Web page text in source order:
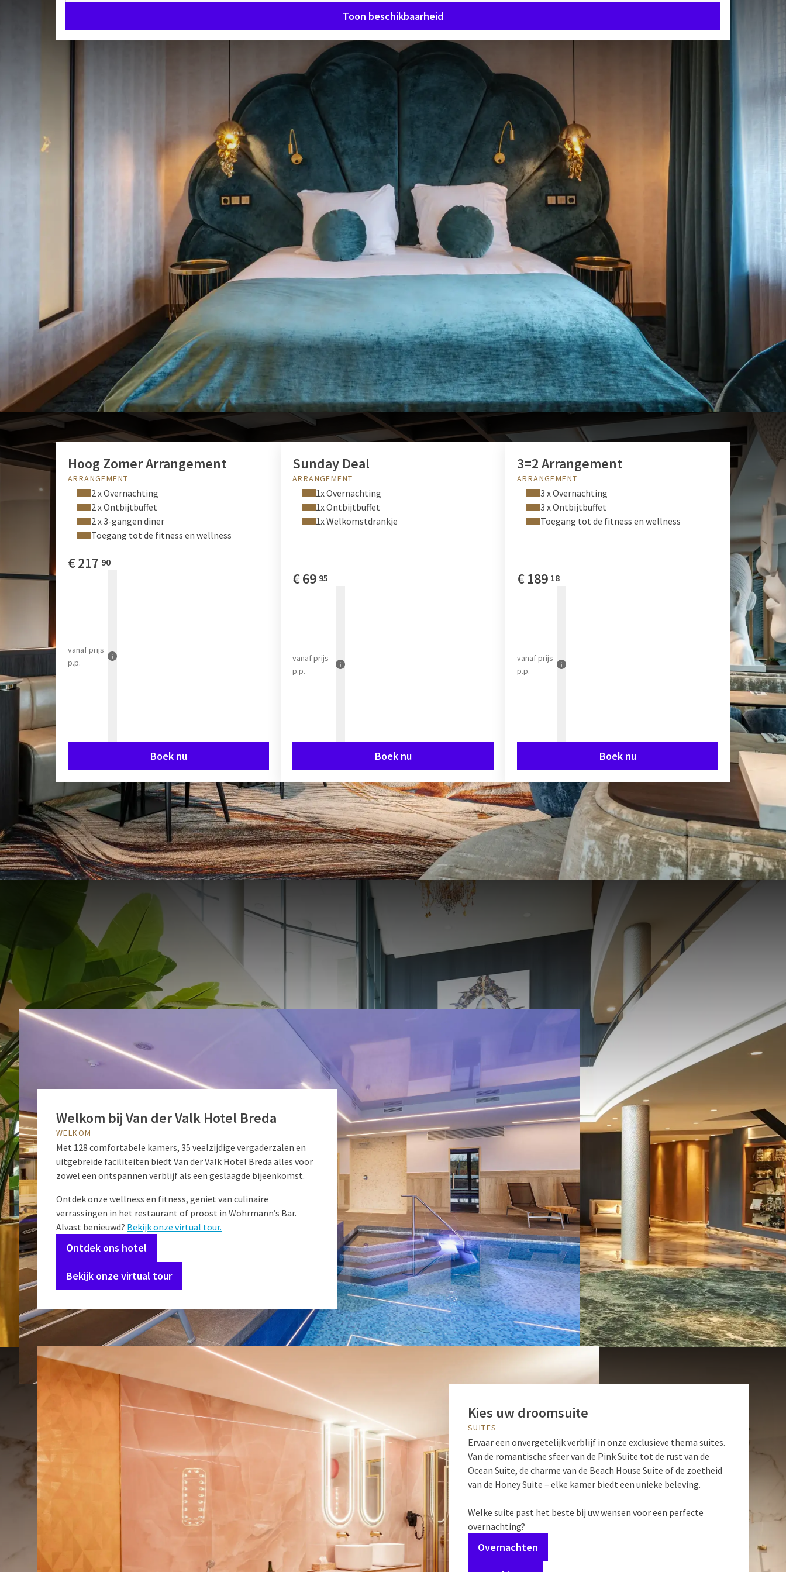
Toon beschikbaarheid
Welkom bij Van der Valk Hotel Breda
VERRASSEND VANZELFSPREKEND
Ons hotel biedt u de perfecte mix van gastvrijheid, comfort en beleving. Geniet van heerlijke
gerechten, moderne faciliteiten en een warm ontvangst in het hart van Brabant.
Uitgebreide luxe themasuites
Verschillende luxe themasuites
Ontspan in onze wellness & fitness
Met zwembad, sauna, Turks stoombad en bubbelbad
Ontdek ons restaurant Princeville en Wohrmann' s bar
Business & Events
35 multifunctionele vergader- en congreszalen.
8,4
Fantastisch beoordeeld
Uit 353 betrouwbare beoordelingen
BEKIJK ONZE ARRANGEMENTEN
Hoog Zomer Arrangement
ARRANGEMENT
2 x Overnachting
2 x Ontbijtbuffet
2 x 3-gangen diner
Toegang tot de fitness en wellness
€217 90
vanafprijs
p.p.
Boek nu
Sunday Deal
ARRANGEMENT
1x Overnachting
1x Ontbijtbuffet
1x Welkomstdrankje
€69 95
vanafprijs
p.p.
Boek nu
3=2 Arrangement
ARRANGEMENT
3 x Overnachting
3 x Ontbijtbuffet
Toegang tot de fitness en wellness
€189 18
vanafprijs
p.p.
Boek nu
Geniet van comfortin een vertrouwde,
gastvrije omgeving. Al generaties lang staan wij
bekend om onze kwaliteit en aandacht voor elke gast.
Welkom bij Van der Valk Hotel Breda
WELKOM
Met 128 comfortabele kamers, 35 veelzijdige vergaderzalen en
uitgebreide faciliteiten biedt Van der Valk Hotel Breda alles voor
zowel een ontspannen verblijf als een geslaagde bijeenkomst.
Ontdek onze wellness en fitness, geniet van culinaire
verrassingen in het restaurant of proost in Wohrmann’s Bar.
Alvast benieuwd? Bekijk onze virtual tour.
Ontdek ons hotel
Bekijk onze virtual tour
Kies uw droomsuite
SUITES
Ervaar een onvergetelijk verblijf in onze exclusieve thema suites.
Van de romantische sfeer van de Pink Suite tot de rust van de
Ocean Suite, de charme van de Beach House Suite of de zoetheid
van de Honey Suite – elke kamer biedt een unieke beleving.
Welke suite past het beste bij uw wensen voor een perfecte
overnachting?
Overnachten